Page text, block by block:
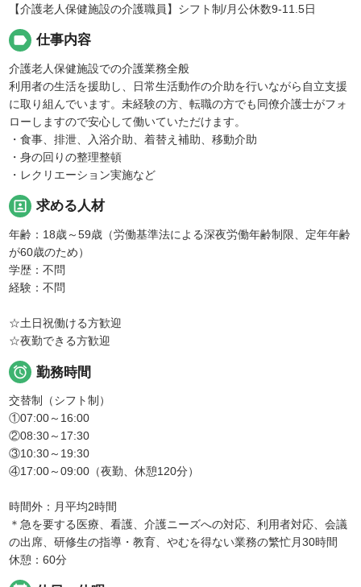
【介護老人保健施設の介護職員】シフト制/月公休数9-11.5日
label 仕事内容
介護老人保健施設での介護業務全般
利用者の生活を援助し、日常生活動作の介助を行いながら自立支援
に取り組んでいます。未経験の方、転職の方でも同僚介護士がフォ
ローしますので安心して働いていただけます。
・食事、排泄、入浴介助、着替え補助、移動介助
・身の回りの整理整頓
・レクリエーション実施など
portrait 求める人材
年齢：18歳～59歳（労働基準法による深夜労働年齢制限、定年年齢
が60歳のため）
学歴：不問
経験：不問
☆土日祝働ける方歓迎
☆夜勤できる方歓迎
 勤務時間
交替制（シフト制）
①07:00～16:00
②08:30～17:30
③10:30～19:30
④17:00～09:00（夜勤、休憩120分）
時間外：月平均2時間
＊急を要する医療、看護、介護ニーズへの対応、利用者対応、会議
の出席、研修生の指導・教育、やむを得ない業務の繁忙月30時間
休憩：60分